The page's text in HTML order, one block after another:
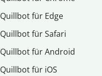
Quillbot für Edge
Quillbot für Safari
Quillbot für Android
Quillbot für iOS